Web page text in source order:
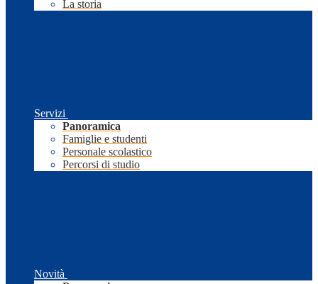
La storia
Servizi
Panoramica
Famiglie e studenti
Personale scolastico
Percorsi di studio
Novità